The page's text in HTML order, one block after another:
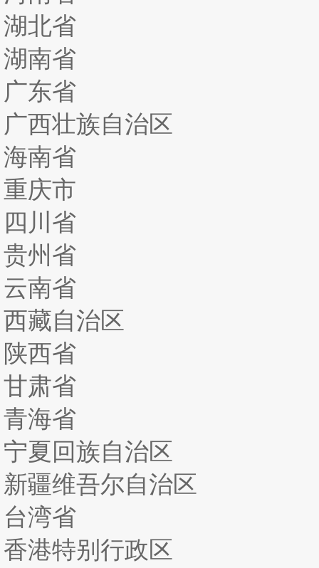
湖北省
湖南省
广东省
广西壮族自治区
海南省
重庆市
四川省
贵州省
云南省
西藏自治区
陕西省
甘肃省
青海省
宁夏回族自治区
新疆维吾尔自治区
台湾省
香港特别行政区